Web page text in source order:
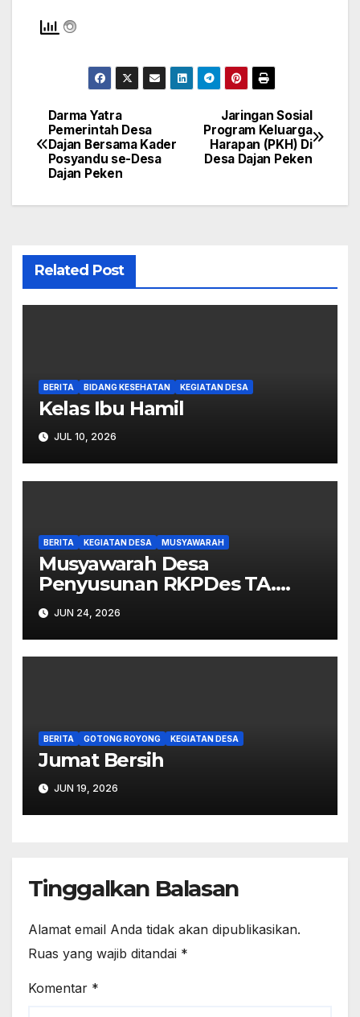
Navigasi
pos
Jaringan Sosial
Program Keluarga
Harapan (PKH) Di
Desa Dajan Peken
Darma Yatra
Pemerintah Desa
Dajan Bersama Kader
Posyandu se-Desa
Dajan Peken
Related Post
BERITA BIDANG KESEHATAN KEGIATAN DESA
Kelas Ibu Hamil
JUL 10, 2026
BERITA KEGIATAN DESA MUSYAWARAH
Musyawarah Desa
Penyusunan RKPDes TA.
2027.
JUN 24, 2026
BERITA GOTONG ROYONG KEGIATAN DESA
Jumat Bersih
JUN 19, 2026
Tinggalkan Balasan
Alamat email Anda tidak akan dipublikasikan.
Ruas yang wajib ditandai *
Komentar *